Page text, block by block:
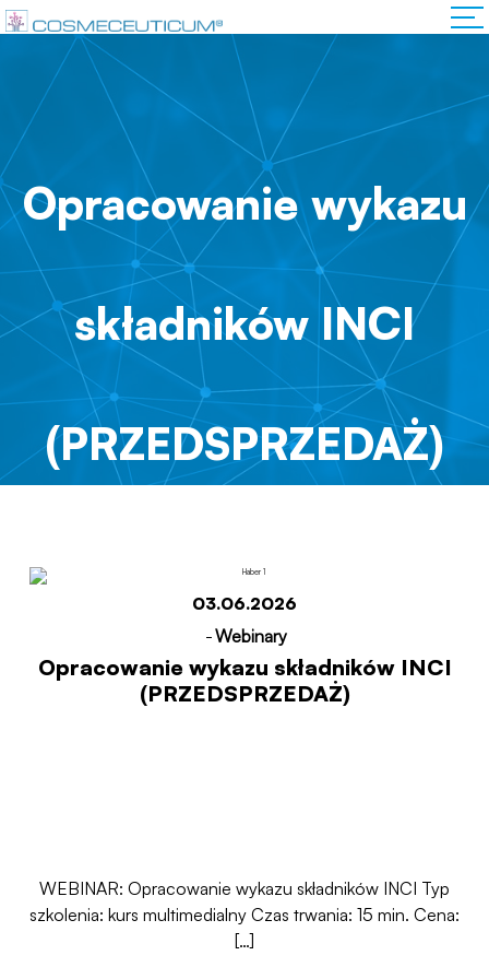
Opracowanie wykazu
składników INCI
(PRZEDSPRZEDAŻ)
03.06.2026
-Webinary
Opracowanie wykazu składników INCI
(PRZEDSPRZEDAŻ)
WEBINAR: Opracowanie wykazu składników INCI Typ
szkolenia: kurs multimedialny Czas trwania: 15 min. Cena:
[…]